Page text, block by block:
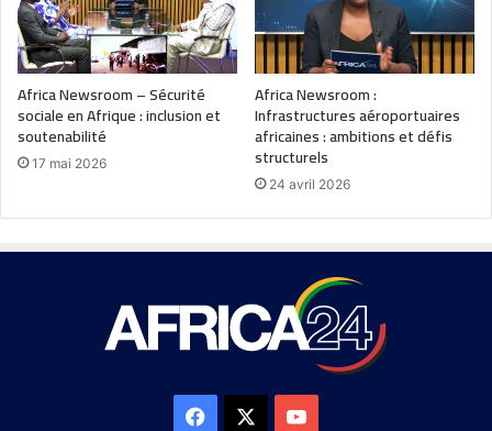
Africa Newsroom – Sécurité
sociale en Afrique : inclusion et
soutenabilité
17 mai 2026
Africa Newsroom :
Infrastructures aéroportuaires
africaines : ambitions et défis
structurels
24 avril 2026